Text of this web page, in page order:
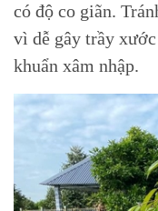
có độ co giãn.
vì dễ gây trầy
khuẩn xâm nhập.